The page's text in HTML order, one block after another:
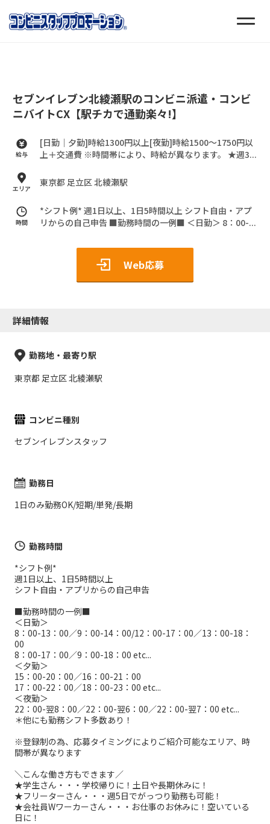
セブンイレブン北綾瀬駅のコンビニ派遣・コンビ
ニバイトCX【駅チカで通勤楽々!】
給与
[日勤｜夕勤]時給1300円以上[夜勤]時給1500～1750円以
上＋交通費 ※時間帯により、時給が異なります。 ★週3...
エリア 東京都 足立区 北綾瀬駅
時間
*シフト例* 週1日以上、1日5時間以上 シフト自由・アプ
リからの自己申告 ■勤務時間の一例■ ＜日勤＞ 8：00-...
Web応募
詳細情報
勤務地・最寄り駅
東京都 足立区 北綾瀬駅
コンビニ種別
セブンイレブンスタッフ
勤務日
1日のみ勤務OK/短期/単発/長期
勤務時間
*シフト例*
週1日以上、1日5時間以上
シフト自由・アプリからの自己申告
■勤務時間の一例■
＜日勤＞
8：00-13：00／9：00-14：00/12：00-17：00／13：00-18：
00
8：00-17：00／9：00-18：00 etc...
＜夕勤＞
15：00-20：00／16：00-21：00
17：00-22：00／18：00-23：00 etc...
＜夜勤＞
22：00-翌8：00／22：00-翌6：00／22：00-翌7：00 etc...
＊他にも勤務シフト多数あり！
※登録制の為、応募タイミングによりご紹介可能なエリア、時
間帯が異なります
＼こんな働き方もできます／
★学生さん・・・学校帰りに！土日や長期休みに！
★フリーターさん・・・週5日でがっつり勤務も可能！
★会社員Wワーカーさん・・・お仕事のお休みに！空いている
日に！